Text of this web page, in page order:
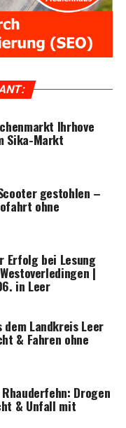
Ihr­ho­ve
Sika-Markt
gestoh­len –
ohne
Erfolg bei Lesung
|
in Leer
Land­kreis Leer
& Fah­ren ohne
Dro­gen
& Unfall mit